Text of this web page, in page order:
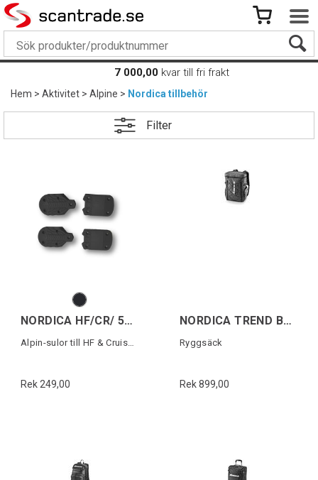
7 000,00 kvar till fri frakt
Hem>Aktivitet>Alpine> Nordica tillbehör
Filter
NORDICA HF/CR/ 5355 PU SOLES
Alpin-sulor till HF & Cruise (1 par)
Rek 249,00
NORDICA TREND BACKBAG Svart/Vit
Ryggsäck
Rek 899,00